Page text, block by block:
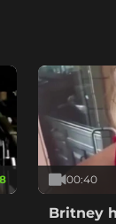
00:40
Britney